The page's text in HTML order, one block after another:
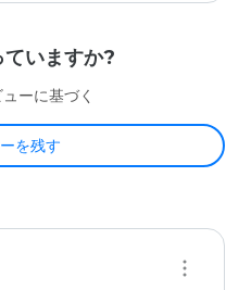
いますか?
ーに基づく
を残す